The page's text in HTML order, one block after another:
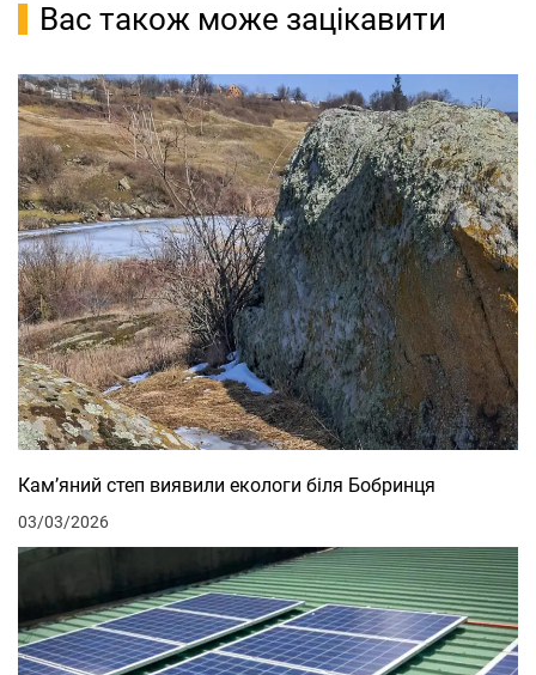
Вас також може зацікавити
Кам’яний степ виявили екологи біля Бобринця
03/03/2026